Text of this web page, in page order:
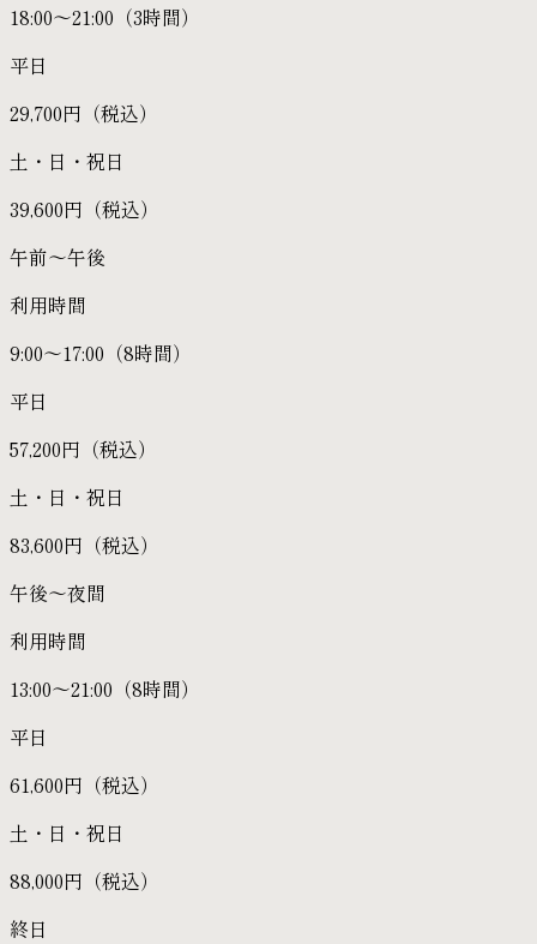
18:00〜21:00（3時間）
平日
29,700円（税込）
土・日・祝日
39,600円（税込）
午前〜午後
利用時間
9:00〜17:00（8時間）
平日
57,200円（税込）
土・日・祝日
83,600円（税込）
午後〜夜間
利用時間
13:00〜21:00（8時間）
平日
61,600円（税込）
土・日・祝日
88,000円（税込）
終日